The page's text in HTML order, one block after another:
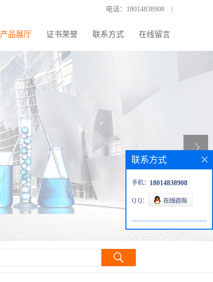
电话： 18014838908
产品展厅 证书荣誉 联系方式 在线留言
联系方式
手机： 18014838908
Q Q：